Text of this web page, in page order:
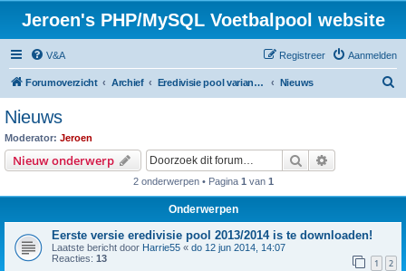
Jeroen's PHP/MySQL Voetbalpool website
V&A Aanmelden
Registreer
Forumoverzicht Archief Eredivisie pool variant seizoen 2013 / 2014 Nieuws
Nieuws
Moderator: Jeroen
Nieuw onderwerp Zoek
2 onderwerpen • Pagina 1 van 1
Onderwerpen
Eerste versie eredivisie pool 2013/2014 is te downloaden!
Laatste bericht door Harrie55 « do 12 jun 2014, 14:07
Reacties: 13 1 2